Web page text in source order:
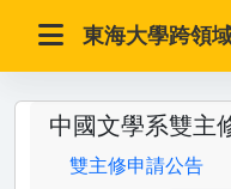
東海大學跨領
中國文學系雙主
雙主修申請公告